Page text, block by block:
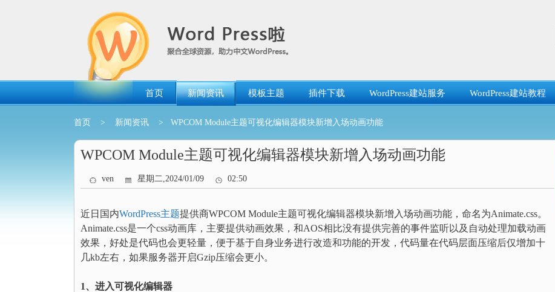
首页 新闻资讯 模板主题 插件下载 WordPress建站服务 WordPress建站教程
首页 > 新闻资讯 > WPCOM Module主题可视化编辑器模块新增入场动画功能
WPCOM Module主题可视化编辑器模块新增入场动画功能
ven 星期二,2024/01/09 02:50
近日国内WordPress主题提供商WPCOM Module主题可视化编辑器模块新增入场动画功能，命名为Animate.css。
Animate.css是一个css动画库，主要提供动画效果，和AOS相比没有提供完善的事件监听以及自动处理加载动画
效果，好处是代码也会更轻量，便于基于自身业务进行改造和功能的开发，代码量在代码层面压缩后仅增加十
几kb左右，如果服务器开启Gzip压缩会更小。
1、进入可视化编辑器